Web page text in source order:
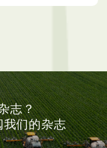
志？
我们的杂志